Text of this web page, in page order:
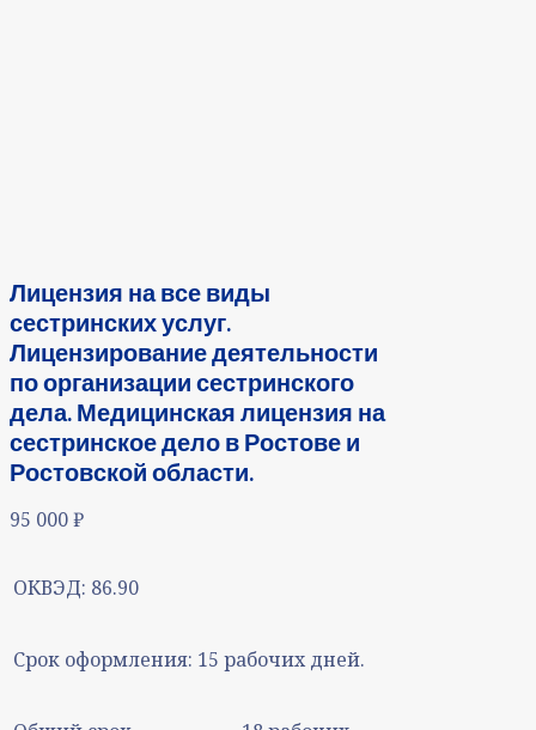
Лицензия на все виды
сестринских услуг.
Лицензирование деятельности
по организации сестринского
дела. Медицинская лицензия на
сестринское дело в Ростове и
Ростовской области.
95 000₽
ОКВЭД: 86.90
Срок оформления: 15 рабочих дней.